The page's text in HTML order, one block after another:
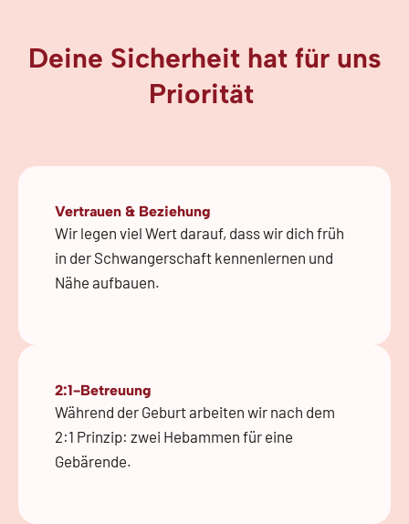
Deine Sicherheit hat für uns
Priorität ​
Vertrauen & Beziehung
Wir legen viel Wert darauf, dass wir dich früh
in der Schwangerschaft kennenlernen und
Nähe aufbauen.
2:1-Betreuung
Während der Geburt arbeiten wir nach dem
2:1 Prinzip: zwei Hebammen für eine
Gebärende.